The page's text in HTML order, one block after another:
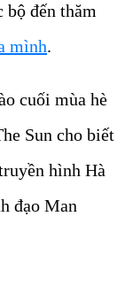
bộ đến thăm
mình.
cuối mùa hè
Sun cho biết
hình Hà
đạo Man